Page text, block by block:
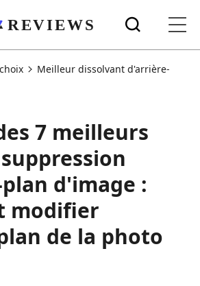
Meilleur dissolvant d'arrière-
7 meilleurs
d'image :
modifier
de la photo